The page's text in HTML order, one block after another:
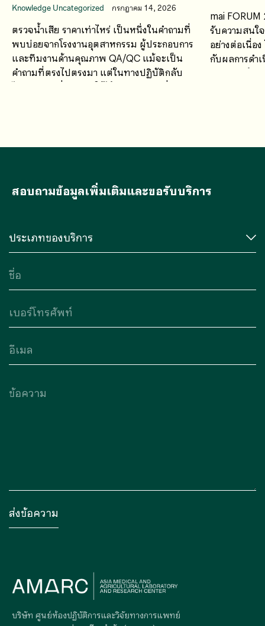
Knowledge Uncategorized กรกฎาคม 14, 2026
ตรวจน้ำเสีย ราคาเท่าไหร่ เป็นหนึ่งในคำถามที่
พบบ่อยจากโรงงานอุตสาหกรรม ผู้ประกอบการ
และทีมงานด้านคุณภาพ QA/QC แม้จะเป็น
คำถามที่ตรงไปตรงมา แต่ในทางปฏิบัติกลับ
ไม่มีคำตอบที่สามารถใช้ได้กับทุกกรณี เนื่องจาก
mai
รับความสนใ
อย่างต่อเนื่อ
กับผลการดำ
ศักยภาพด้า
สอบถามข้อมูลเพิ่มเติมและขอรับบริการ
บริษัท ศูนย์ห้องปฏิบัติการและวิจัยทางการแพทย์